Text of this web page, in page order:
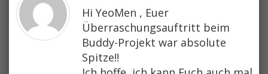
Hi YeoMen , Euer
Überraschungsauftritt beim
Buddy-Projekt war absolute
Spitze!!